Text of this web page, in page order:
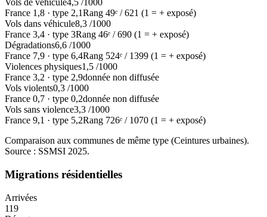
Vols de véhicule4,5 /1000
France 1,8 · type 2,1Rang 49ᵉ /621 (1 = + exposé)
Vols dans véhicule8,3 /1000
France 3,4 · type 3Rang 46ᵉ /690 (1 = + exposé)
Dégradations6,6 /1000
France 7,9 · type 6,4Rang 524ᵉ / 1399 (1 = + exposé)
Violences physiques1,5 /1000
France 3,2 · type 2,9donnée non diffusée
Vols violents0,3 /1000
France 0,7 · type 0,2donnée non diffusée
Vols sans violence3,3 /1000
France 9,1 · type 5,2Rang 726ᵉ / 1070 (1 = + exposé)
Comparaison aux communes de même type (Ceintures urbaines).
Source : SSMSI 2025.
Migrations résidentielles
Arrivées
119